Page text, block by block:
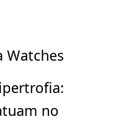
Watches
no